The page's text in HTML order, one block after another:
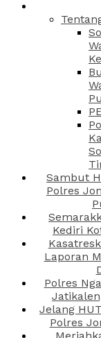
Sambut
Polres
Kediri
Laporan
Polres
Jelang
Polres